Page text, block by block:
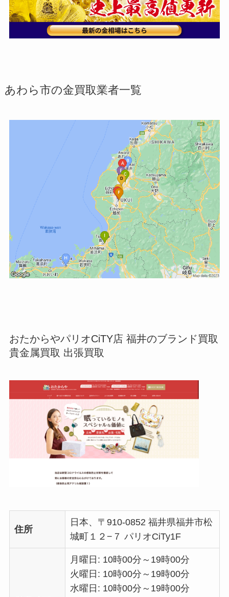
あわら市の金買取業者一覧
おたからやパリオCiTY店 福井のブランド買取
貴金属買取 出張買取
住所
日本、〒910-0852 福井県福井市松
城町１２−７ パリオCiTy1F
月曜日: 10時00分～19時00分
火曜日: 10時00分～19時00分
水曜日: 10時00分～19時00分